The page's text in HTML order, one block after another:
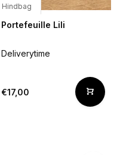
Hindbag
Portefeuille Lili
Deliverytime
€17,00